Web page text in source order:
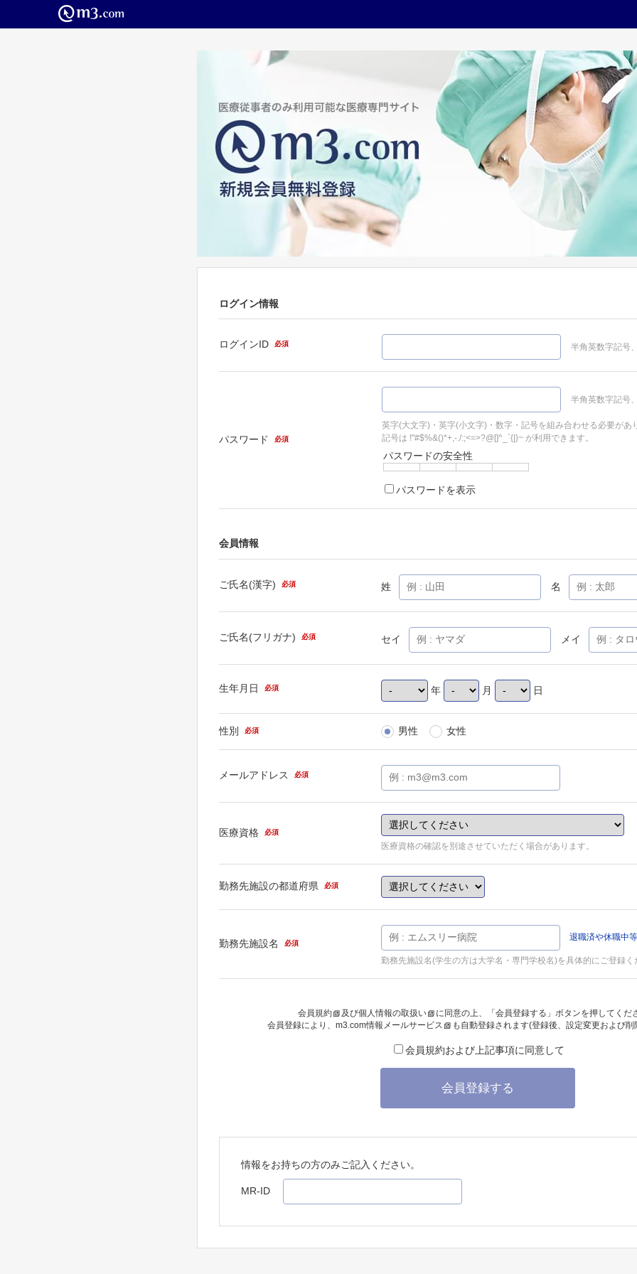
ログイン情報
ログインID 必須 半角英数字記号
パスワード 必須
半角英数字記号
英字(大文字)・英字(小文字)・数字・記号を組み合わせる必要があ
記号は !"#$%&()*+,-./:;<=>?@[]^_`{|}~ が利用できます。
パスワードの安全性
パスワードを表示
会員情報
ご氏名(漢字) 必須 姓 名
ご氏名(フリガナ) 必須 セイ メイ
生年月日 必須 年 月 日
性別 必須 男性 女性
メールアドレス 必須
医療資格 必須
医療資格の確認を別途させていただく場合があります。
勤務先施設の都道府県 必須
勤務先施設名 必須
退職済や休職中
勤務先施設名(学生の方は大学名・専門学校名)を具体的にご登録く
会員規約 及び個人情報の取扱い
に同意の上、「会員登録する」ボタンを押してくだ
会員登録により、 m3.com情報メールサービス も自動登録されます(登録後、設定変更および
会員規約および上記事項に同意して
会員登録する
情報をお持ちの方のみご記入ください。
MR-ID